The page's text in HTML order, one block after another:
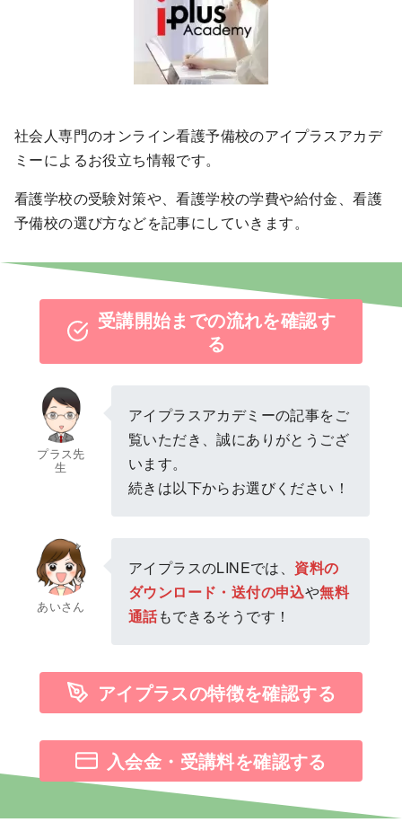
社会人専門のオンライン看護予備校のアイプラスアカデ
ミーによるお役立ち情報です。
看護学校の受験対策や、看護学校の学費や給付金、看護
予備校の選び方などを記事にしていきます。
受講開始までの流れを確認す
る
プラス先
生
アイプラスアカデミーの記事をご
覧いただき、誠にありがとうござ
います。
続きは以下からお選びください！
あいさん
アイプラスのLINEでは、 資料の
ダウンロード・送付の申込や無料
通話もできるそうです！
アイプラスの特徴を確認する
入会金・受講料を確認する